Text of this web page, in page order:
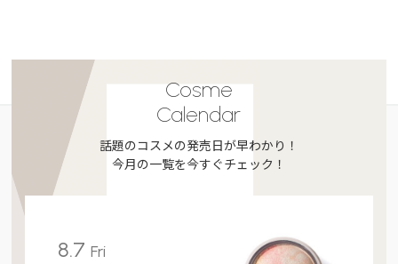
Cosme
Calendar
話題のコスメの発売日が早わかり！
今月の一覧を今すぐチェック！
8.7 Fri